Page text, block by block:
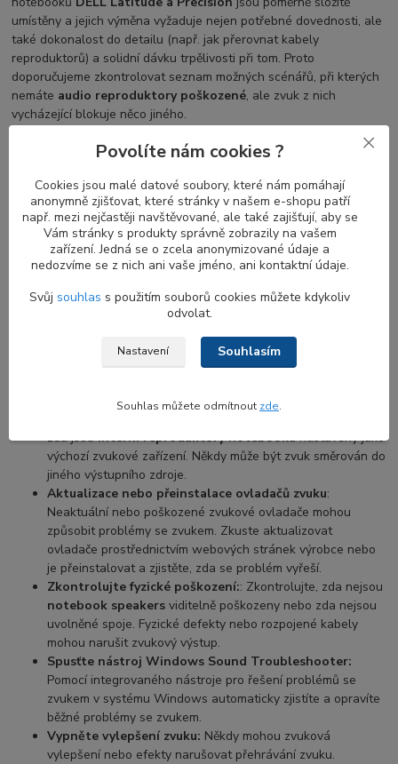
umístěny a jejich výměna vyžaduje nejen potřebné dovednosti, ale
také dokonalost do detailu (např. jak přerovnat kabely
reproduktorů) a solidní dávku trpělivosti při tom. Proto
doporučujeme zkontrolovat seznam možných scénářů, při kterých
nemáte audio reproduktory poškozené, ale zvuk z nich
vycházející blokuje něco jiného.
Běžné problémy s nefunkčními
reproduktory u notebooků DELL Latitude
Když přestanou fungovatreproduktory notebooku, může to být
frustrující a nepříjemné. Existuje několik běžných příčin tohoto
problému, včetně problémů s nastavením a konfigurací zvuku,
problémů s ovladači zařízení a také fyzických závad reproduktorů
nebo kabeláže. Chcete-li tyto problémy odstranit a vyřešit,
Zkontrolujte nastavení zvuku
: Ujistěte se, že hlasitost
zda jsouinterní reproduktory notebookunastaveny jako
výchozí zvukové zařízení. Někdy může být zvuk směrován do
jiného výstupního zdroje.
Aktualizace nebo přeinstalace ovladačů zvuku:
Neaktuální nebo poškozené zvukové ovladače mohou
způsobit problémy se zvukem. Zkuste aktualizovat
ovladače prostřednictvím webových stránek výrobce nebo
je přeinstalovat a zjistěte, zda se problém vyřeší.
Zkontrolujte fyzické poškození:: Zkontrolujte, zda nejsou
notebook speakers viditelně poškozeny nebo zda nejsou
uvolněné spoje. Fyzické defekty nebo rozpojené kabely
mohou narušit zvukový výstup.
Spusťte nástroj Windows Sound Troubleshooter:
Pomocí integrovaného nástroje pro řešení problémů se
zvukem v systému Windows automaticky zjistíte a opravíte
běžné problémy se zvukem.
Vypněte vylepšení zvuku: Někdy mohou zvuková
vylepšení nebo efekty narušovat přehrávání zvuku.
Povolíte nám cookies ?
Cookies jsou malé datové soubory, které nám pomáhají
anonymně zjišťovat, které stránky v našem e-shopu patří
např. mezi nejčastěji navštěvované, ale také zajišťují, aby se
Vám stránky s produkty správně zobrazily na vašem
zařízení. Jedná se o zcela anonymizované údaje a
nedozvíme se z nich ani vaše jméno, ani kontaktní údaje.
Svůj souhlas s použitím souborů cookies můžete kdykoliv
odvolat.
Nastavení Souhlasím
Souhlas můžete odmítnout zde.